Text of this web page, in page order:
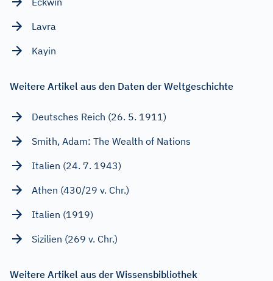
Lavra
Kayin
Weitere Artikel aus den Daten der Weltgeschichte
Deutsches Reich (26. 5. 1911)
Smith, Adam: The Wealth of Nations
Italien (24. 7. 1943)
Athen (430/29 v. Chr.)
Italien (1919)
Sizilien (269 v. Chr.)
Weitere Artikel aus der Wissensbibliothek